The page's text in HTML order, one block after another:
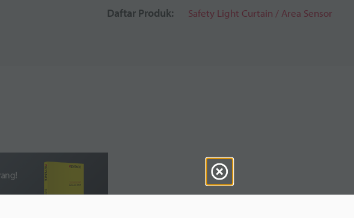
Daftar Produk: Safety Light Curtain / Area Sensor